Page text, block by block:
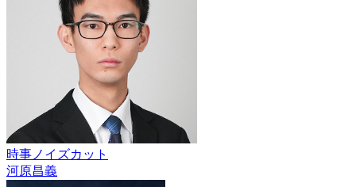
時事ノイズカット
河原昌義